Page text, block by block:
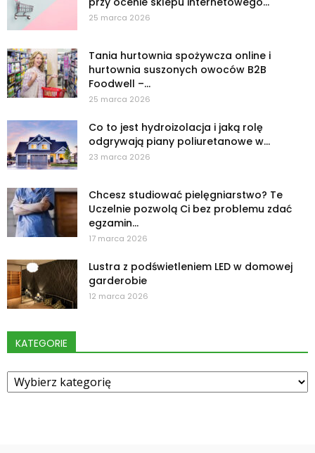
25 marca 2026
Tania hurtownia spożywcza online i
hurtownia suszonych owoców B2B
Foodwell –...
25 marca 2026
Co to jest hydroizolacja i jaką rolę
odgrywają piany poliuretanowe w...
23 marca 2026
Chcesz studiować pielęgniarstwo? Te
Uczelnie pozwolą Ci bez problemu zdać
egzamin...
17 marca 2026
Lustra z podświetleniem LED w domowej
garderobie
12 marca 2026
KATEGORIE
Kategorie